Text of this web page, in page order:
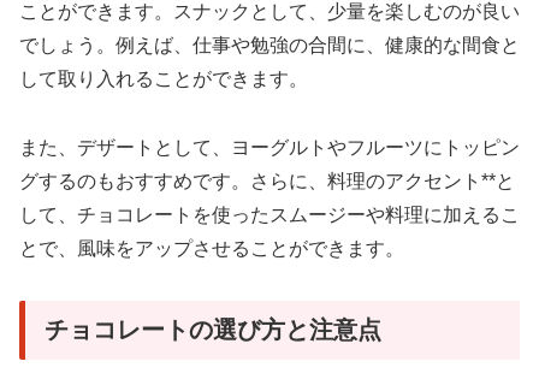
ことができます。スナックとして、少量を楽しむのが良い
でしょう。例えば、仕事や勉強の合間に、健康的な間食と
して取り入れることができます。
また、デザートとして、ヨーグルトやフルーツにトッピン
グするのもおすすめです。さらに、料理のアクセント**と
して、チョコレートを使ったスムージーや料理に加えるこ
とで、風味をアップさせることができます。
チョコレートの選び方と注意点